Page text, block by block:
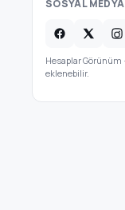
SOSYAL MEDYA
Hesaplar
eklenebilir.